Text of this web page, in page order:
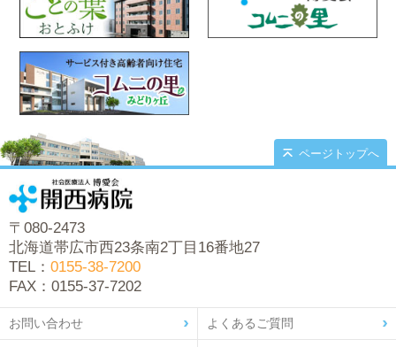
ページトップへ
〒080-2473
北海道帯広市西23条南2丁目16番地27
TEL： 0155-38-7200
FAX：0155-37-7202
お問い合わせ よくあるご質問